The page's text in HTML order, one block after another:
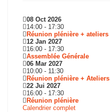
08 Oct 2026
14:00 - 17:30
Réunion plénière + ateliers
12 Jan 2027
16:00 - 17:30
Assemblée Générale
06 Mar 2027
10:00 - 11:30
Réunion plénière + Ateliers
22 Jui 2027
16:00 - 17:30
Réunion plénière
Calendrier complet